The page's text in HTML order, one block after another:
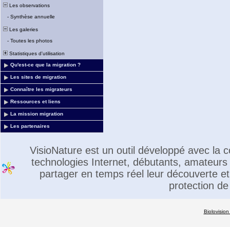
Les observations
- Synthèse annuelle
Les galeries
- Toutes les photos
Statistiques d'utilisation
Qu'est-ce que la migration ?
Les sites de migration
Connaître les migrateurs
Ressources et liens
La mission migration
Les partenaires
VisioNature est un outil développé avec la
technologies Internet, débutants,
partager en temps réel leur découverte
protection
Biolovision